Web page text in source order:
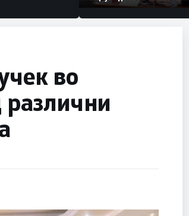
Коридор 8, Македонија
станува раскрсница на
во